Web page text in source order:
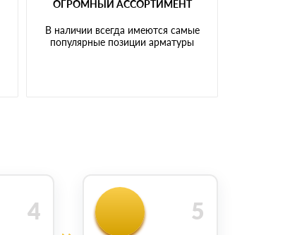
ОГРОМНЫЙ АССОРТИМЕНТ
В наличии всегда имеются самые
популярные позиции арматуры